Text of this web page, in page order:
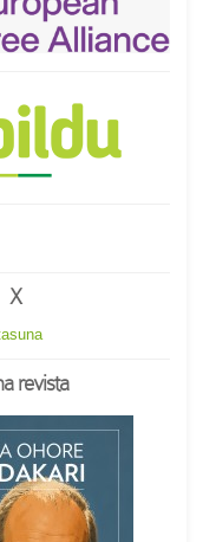
X
revista